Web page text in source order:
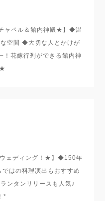
ャペル＆館内神殿★】◆温
空間 ◆大切な人とかけが
花嫁行列ができる館内神
ェディング！★】◆150年
はの料理演出もおすすめ
ンタンリリースも人気♪
*